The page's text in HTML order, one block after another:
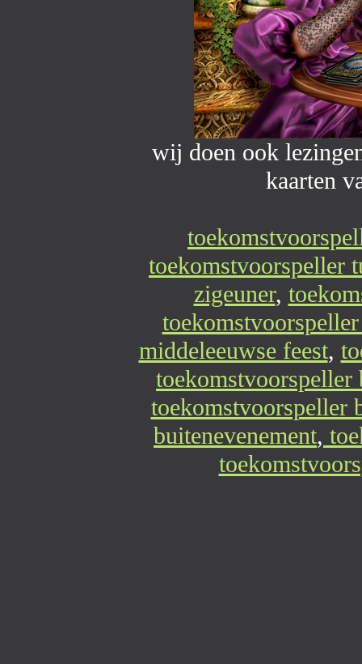
wij doen ook
kaarten
toekomstvoorspeller
zigeuner,
middeleeuwse feest,
toekomstvoorspeller
toekomstvoorspeller
buitenevenement,